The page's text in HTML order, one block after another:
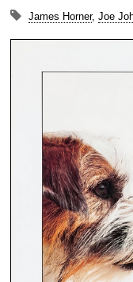
James Horner, Joe